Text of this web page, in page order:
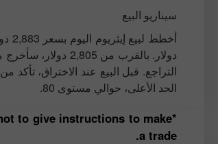
سيناريو البيع
دولار. بالقرب من
الحد الأعلى، حوالي مستوى 80.
to give instructions to make
a trade.